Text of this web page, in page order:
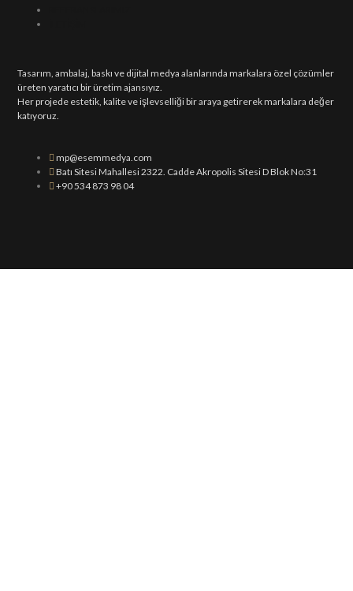
Tasarım, ambalaj, baskı ve dijital medya alanlarında markalara özel çözümler
üreten yaratıcı bir üretim ajansıyız.
Her projede estetik, kalite ve işlevselliği bir araya getirerek markalara değer
katıyoruz.
mp@esemmedya.com
Batı Sitesi Mahallesi 2322. Cadde Akropolis Sitesi D Blok No:31
+90 534 873 98 04